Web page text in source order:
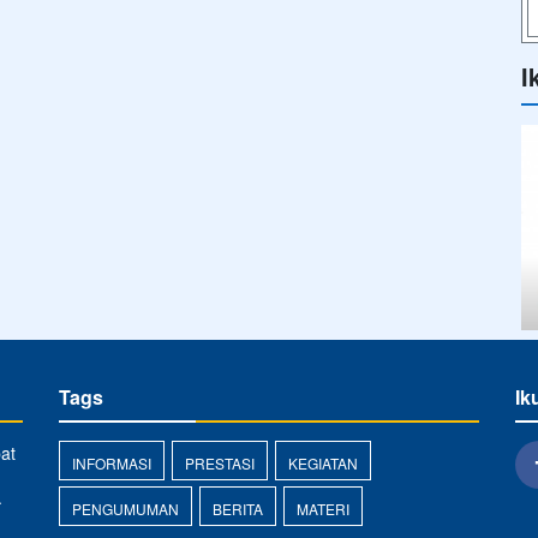
Tags
INFORMASI PRESTASI KEGIATAN
PENGUMUMAN BERITA MATERI